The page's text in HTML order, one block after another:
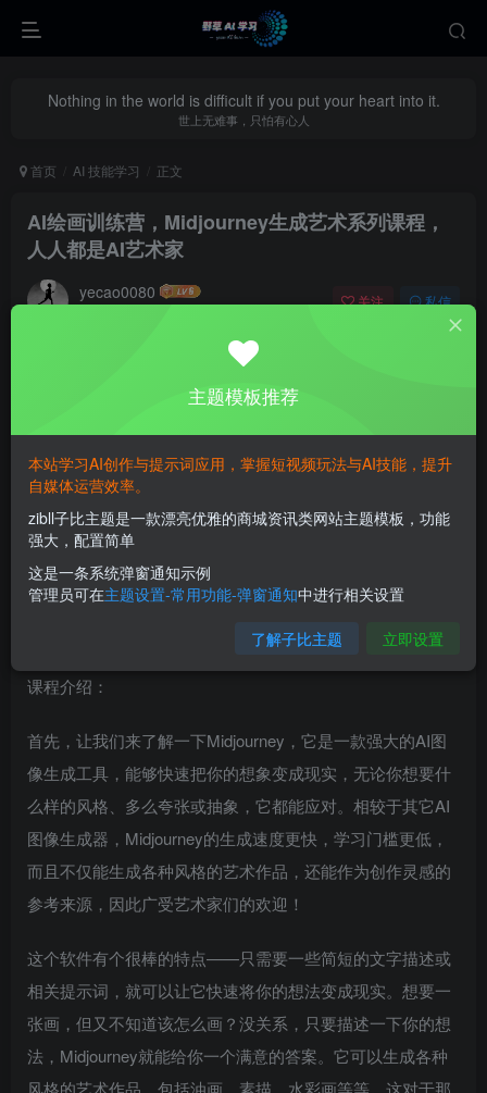
Nothing in the world is difficult if you put your heart into it.
世上无难事，只怕有心人
首页 AI 技能学习 正文
AI绘画训练营，Midjourney生成艺术系列课程，
人人都是AI艺术家
yecao0080 关注 私信
课程介绍：
首先，让我们来了解一下Midjourney，它是一款强大的AI图
像生成工具，能够快速把你的想象变成现实，无论你想要什
么样的风格、多么夸张或抽象，它都能应对。相较于其它AI
图像生成器，Midjourney的生成速度更快，学习门槛更低，
而且不仅能生成各种风格的艺术作品，还能作为创作灵感的
参考来源，因此广受艺术家们的欢迎！
这个软件有个很棒的特点——只需要一些简短的文字描述或
相关提示词，就可以让它快速将你的想法变成现实。想要一
张画，但又不知道该怎么画？没关系，只要描述一下你的想
法，Midjourney就能给你一个满意的答案。它可以生成各种
风格的艺术作品，包括油画、素描、水彩画等等。这对于那
主题模板推荐
本站学习AI创作与提示词应用，掌握短视频玩法与AI技能，提升
自媒体运营效率。
zibll子比主题是一款漂亮优雅的商城资讯类网站主题模板，功能
强大，配置简单
这是一条系统弹窗通知示例
管理员可在主题设置-常用功能-弹窗通知中进行相关设置
了解子比主题 立即设置